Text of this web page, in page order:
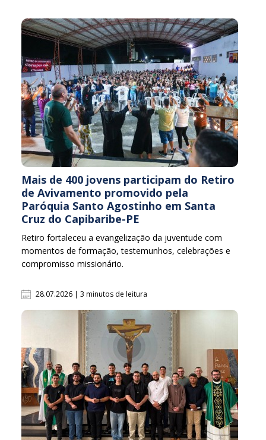
Mais de 400 jovens participam do Retiro
de Avivamento promovido pela
Paróquia Santo Agostinho em Santa
Cruz do Capibaribe-PE
Retiro fortaleceu a evangelização da juventude com
momentos de formação, testemunhos, celebrações e
compromisso missionário.
28.07.2026 | 3 minutos de leitura